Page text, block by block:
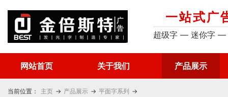
一站式广
超级字 — 迷你字
网站首页 关于我们 产品展示
当前位置： 主页 → 产品展示 → 平面字系列 →